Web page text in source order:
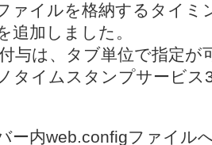
ァイルを格納するタイミ
追加しました。
与は、タブ単位で指定が
タイムスタンプサービス
ー内web.configファイル